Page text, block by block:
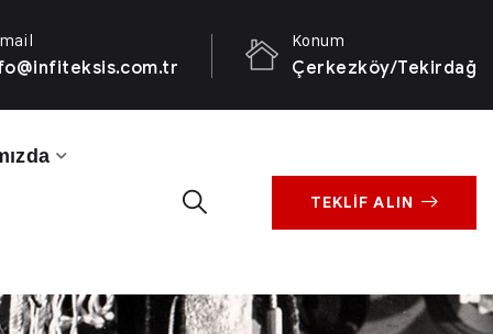
Konum
Çerkezköy/Tekirdağ
TEKLİF ALIN